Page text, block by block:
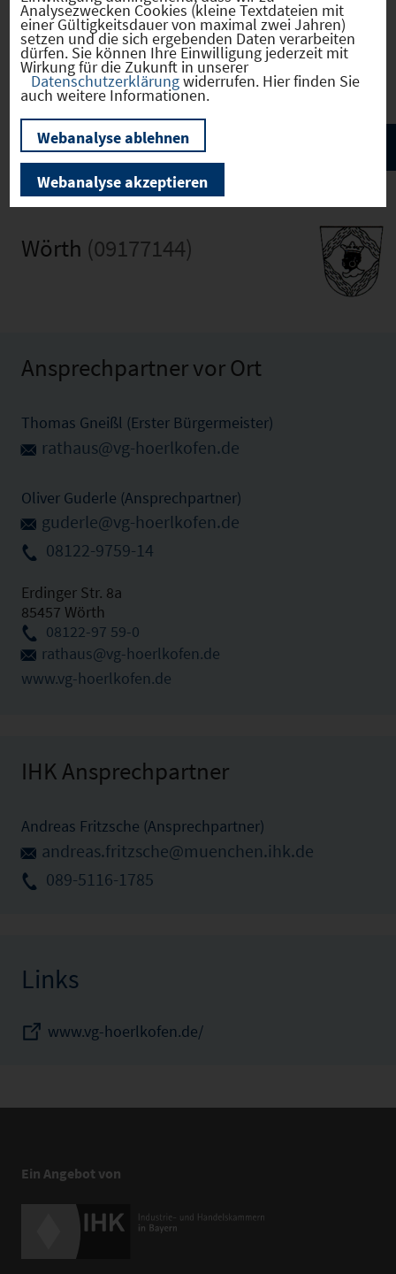
Aktuelle Bauleitplanverfahren
Wörth (09177144)
Ansprechpartner vor Ort
Thomas Gneißl (Erster Bürgermeister)
rathaus@vg-hoerlkofen.de
Oliver Guderle (Ansprechpartner)
guderle@vg-hoerlkofen.de
08122-9759-14
Erdinger Str. 8a
85457 Wörth
08122-97 59-0
rathaus@vg-hoerlkofen.de
www.vg-hoerlkofen.de
IHK Ansprechpartner
Andreas Fritzsche (Ansprechpartner)
andreas.fritzsche@muenchen.ihk.de
089-5116-1785
Links
www.vg-hoerlkofen.de/
Ein Angebot von
Analysezwecken Cookies (kleine Textdateien mit
einer Gültigkeitsdauer von maximal zwei Jahren)
setzen und die sich ergebenden Daten verarbeiten
dürfen. Sie können Ihre Einwilligung jederzeit mit
Wirkung für die Zukunft in unserer
Datenschutzerklärungwiderrufen. Hier finden Sie
auch weitere Informationen.
Webanalyse ablehnen
Webanalyse akzeptieren